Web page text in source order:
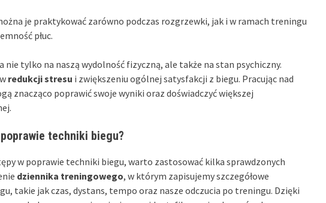
je praktykować zarówno podczas rozgrzewki, jak i w ramach treningu
płuc.
nie tylko na naszą wydolność fizyczną, ale także na stan psychiczny.
redukcji stresu i zwiększeniu ogólnej satysfakcji z biegu. Pracując nad
znacząco poprawić swoje wyniki oraz doświadczyć większej
techniki biegu?
w poprawie techniki biegu, warto zastosować kilka sprawdzonych
dziennika treningowego, w którym zapisujemy szczegółowe
takie jak czas, dystans, tempo oraz nasze odczucia po treningu. Dzięki